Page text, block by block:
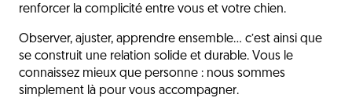
renforcer la complicité entre vous et votre chien.
Observer, ajuster, apprendre ensemble… c’est ainsi que
se construit une relation solide et durable. Vous le
connaissez mieux que personne : nous sommes
simplement là pour vous accompagner.